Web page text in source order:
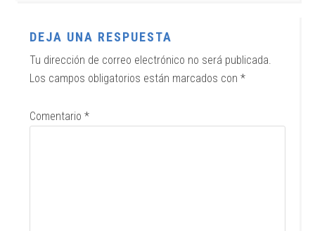
DEJA UNA RESPUESTA
Tu dirección de correo electrónico no será publicada.
Los campos obligatorios están marcados con*
Comentario*